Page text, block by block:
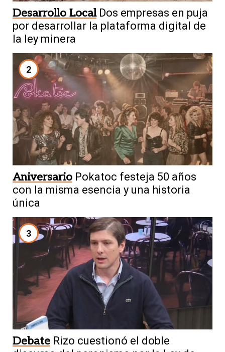
Desarrollo Local Dos empresas en puja
por desarrollar la plataforma digital de
la ley minera
2
Aniversario Pokatoc festeja 50 años
con la misma esencia y una historia
única
3
Debate Rizo cuestionó el doble